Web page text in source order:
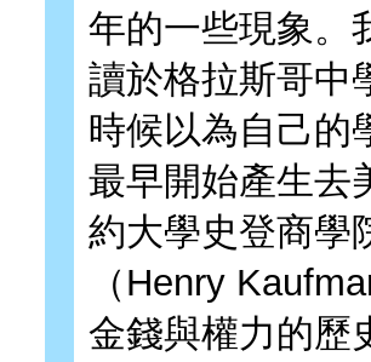
年的一些現象。
讀於格拉斯哥中
時候以為自己的
最早開始產生去
約大學史登商學
（Henry
金錢與權力的歷